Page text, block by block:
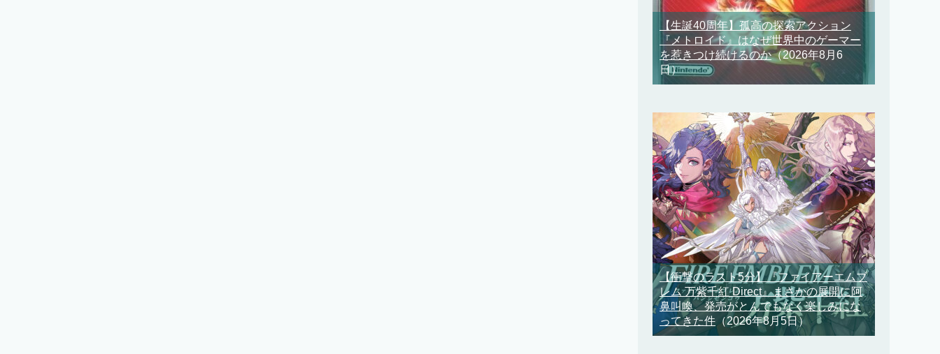
【生誕40周年】孤高の探索アクション
『メトロイド』はなぜ世界中のゲーマー
を惹きつけ続けるのか（2026年8月6
日）
【衝撃のラスト5分】『ファイアーエムブ
レム 万紫千紅 Direct』まさかの展開に阿
鼻叫喚、発売がとんでもなく楽しみにな
ってきた件 （2026年8月5日）